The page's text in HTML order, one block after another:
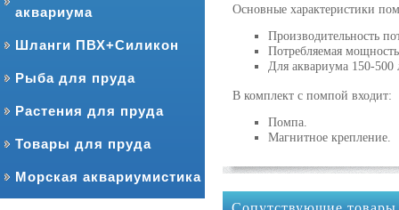
аквариума
Шланги ПВХ+Силикон
Рыба для пруда
Растения для пруда
Товары для пруда
Морская аквариумистика
Основные характеристики
Производительность
Потребляемая
Для аквариума 150-500
В комплект с помпой входит:
Помпа.
Магнитное крепление.